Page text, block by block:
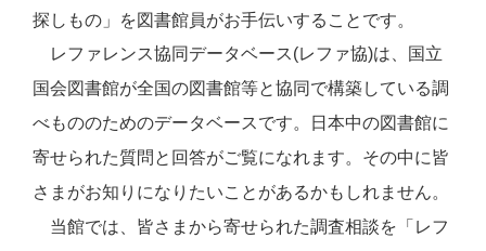
探しもの」を図書館員がお手伝いすることです。
レファレンス協同データベース(レファ協)は、国立
国会図書館が全国の図書館等と協同で構築している調
べもののためのデータベースです。日本中の図書館に
寄せられた質問と回答がご覧になれます。その中に皆
さまがお知りになりたいことがあるかもしれません。
当館では、皆さまから寄せられた調査相談を「レフ